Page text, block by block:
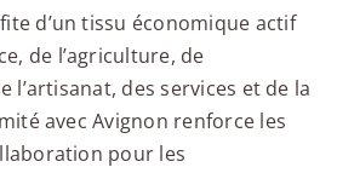
d’un tissu économique actif
de l’agriculture, de
l’artisanat, des services et de la
avec Avignon renforce les
pour les